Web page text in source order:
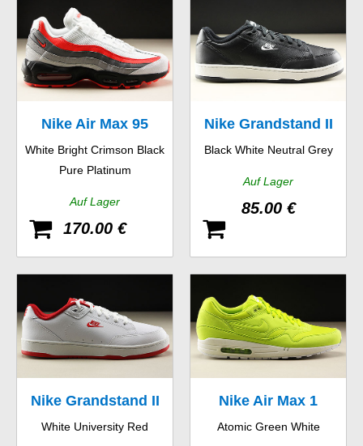
Nike Air Max 95
Essential
White Bright Crimson Black
Pure Platinum
Auf Lager
170.00 €
Nike Grandstand II
Black White Neutral Grey
Auf Lager
85.00 €
Nike Grandstand II
White University Red
Nike Air Max 1
Atomic Green White